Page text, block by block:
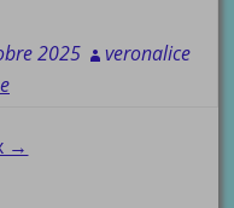
2025
veronalice
→